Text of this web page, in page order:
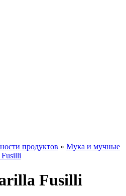
продуктов » Мука и мучные
Fusilli